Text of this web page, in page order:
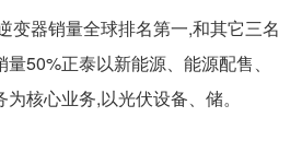
变器销量全球排名第一,和其它三名
50%正泰以新能源、能源配售、
核心业务,以光伏设备、储。